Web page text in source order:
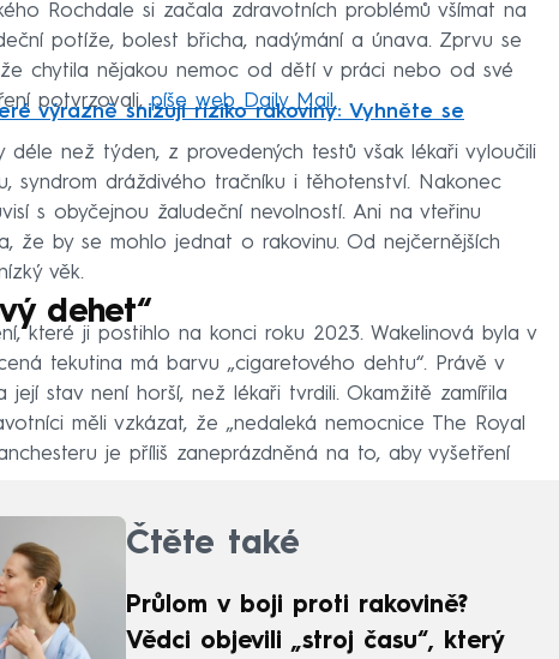
Rochdale si začala zdravotních problémů všímat na
potíže, bolest břicha, nadýmání a únava. Zprvu se
chytila nějakou nemoc od dětí v práci nebo od své
potvrzovali,píše web Daily Mail.
výrazně snižují riziko rakoviny: Vyhněte se
déle než týden, z provedených testů však lékaři vyloučili
syndrom dráždivého tračníku i těhotenství. Nakonec
s obyčejnou žaludeční nevolností. Ani na vteřinu
že by se mohlo jednat o rakovinu. Od nejčernějších
věk.
dehet“
které ji postihlo na konci roku 2023. Wakelinová byla v
tekutina má barvu „cigaretového dehtu“. Právě v
stav není horší, než lékaři tvrdili. Okamžitě zamířila
měli vzkázat, že „nedaleká nemocnice The Royal
je příliš zaneprázdněná na to, aby vyšetření
Čtěte také
Průlom v boji proti rakovině?
Vědci objevili „stroj času“, který